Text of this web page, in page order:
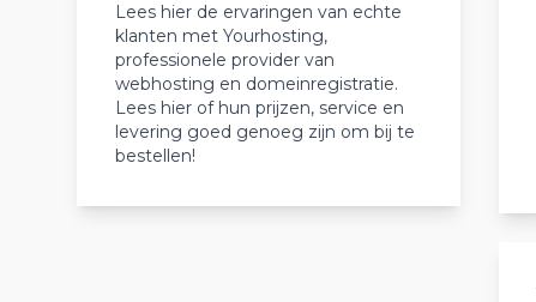
Lees hier de ervaringen van echte
klanten met Yourhosting,
professionele provider van
webhosting en domeinregistratie.
Lees hier of hun prijzen, service en
levering goed genoeg zijn om bij te
bestellen!